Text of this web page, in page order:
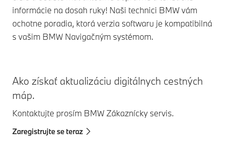
informácie na dosah ruky! Naši technici BMW vám
ochotne poradia, ktorá verzia softwaru je kompatibilná
s vašim BMW Navigačným systémom.
Ako získať aktualizáciu digitálnych cestných
máp.
Kontaktujte prosím BMW Zákaznícky servis.
Zaregistrujte se teraz